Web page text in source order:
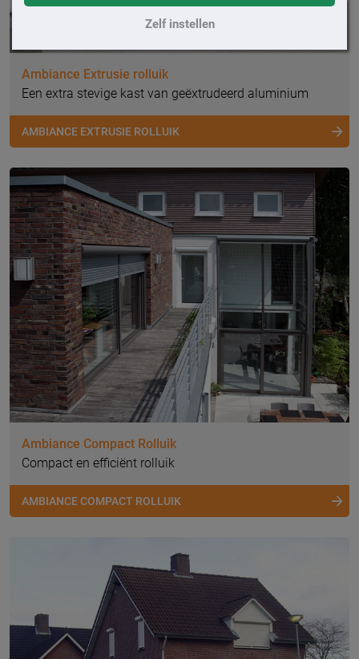
Zelf instellen
Ambiance Extrusie rolluik
Een extra stevige kast van geëxtrudeerd aluminium
AMBIANCE EXTRUSIE ROLLUIK
Ambiance Compact Rolluik
Compact en efficiënt rolluik
AMBIANCE COMPACT ROLLUIK